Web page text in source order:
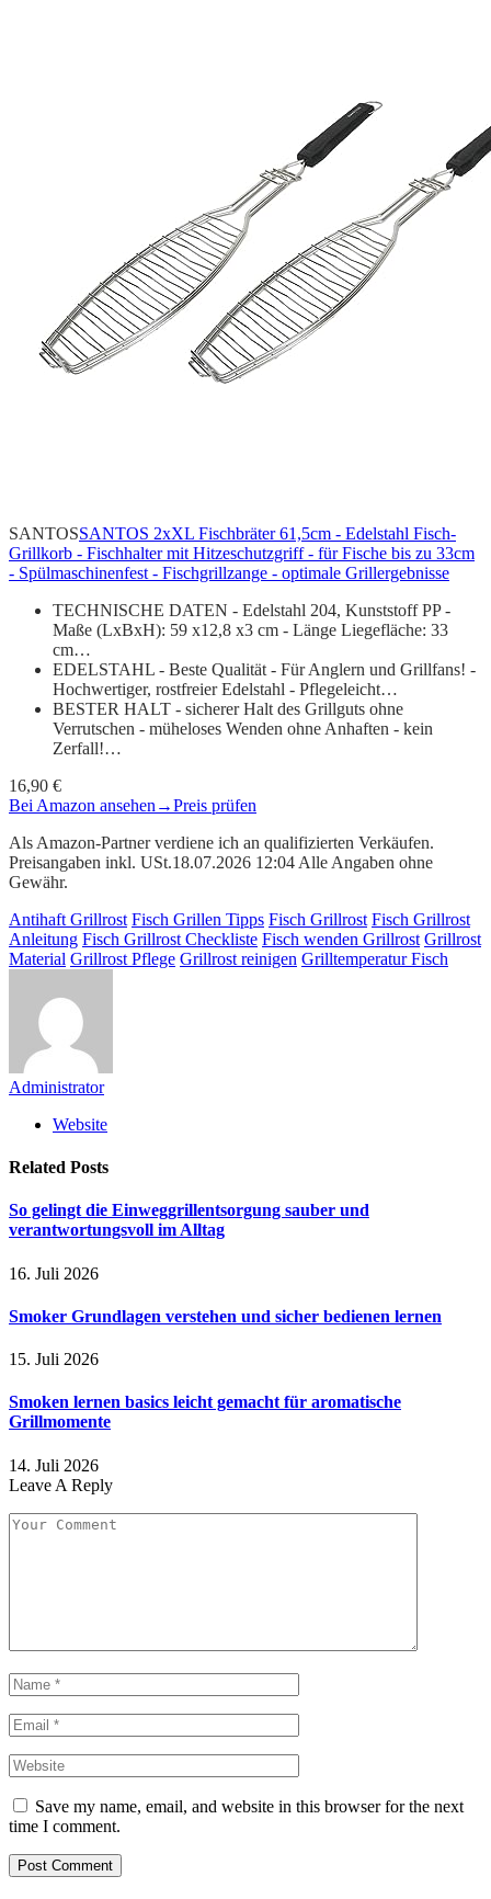
SANTOSSANTOS 2xXL Fischbräter 61,5cm - Edelstahl Fisch-
Grillkorb - Fischhalter mit Hitzeschutzgriff - für Fische bis zu 33cm
- Spülmaschinenfest - Fischgrillzange - optimale Grillergebnisse
TECHNISCHE DATEN - Edelstahl 204, Kunststoff PP -
Maße (LxBxH): 59 x12,8 x3 cm - Länge Liegefläche: 33
cm…
EDELSTAHL - Beste Qualität - Für Anglern und Grillfans! -
Hochwertiger, rostfreier Edelstahl - Pflegeleicht…
BESTER HALT - sicherer Halt des Grillguts ohne
Verrutschen - müheloses Wenden ohne Anhaften - kein
Zerfall!…
16,90 €
Bei Amazon ansehen →Preis prüfen
Als Amazon-Partner verdiene ich an qualifizierten Verkäufen.
Preisangaben inkl. USt.18.07.2026 12:04 Alle Angaben ohne
Gewähr.
Antihaft Grillrost Fisch Grillen Tipps Fisch Grillrost Fisch Grillrost
Anleitung Fisch Grillrost Checkliste Fisch wenden Grillrost Grillrost
Material Grillrost Pflege Grillrost reinigen Grilltemperatur Fisch
Administrator
Website
Related Posts
So gelingt die Einweggrillentsorgung sauber und
verantwortungsvoll im Alltag
16. Juli 2026
Smoker Grundlagen verstehen und sicher bedienen lernen
15. Juli 2026
Smoken lernen basics leicht gemacht für aromatische
Grillmomente
14. Juli 2026
Leave A Reply
Save my name, email, and website in this browser for the next
time I comment.